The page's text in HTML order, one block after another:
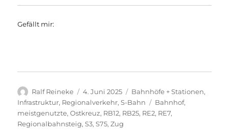
Gefällt mir:
Autor
Ralf Reineke
Veröffentlicht
am
4. Juni 2025 Kategorien
Bahnhöfe + Stationen,
Infrastruktur, Regionalverkehr,S-Bahn Schlagwörter
Bahnhof,
meistgenutzte,Ostkreuz, RB12, RB25, RE2, RE7,
Regionalbahnsteig,S3,S75,Zug